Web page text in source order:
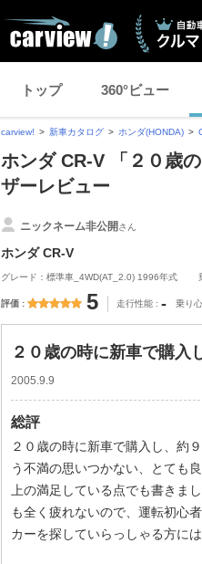
トップ 360°ビュー
carview! 新車カタログ ホンダ(HONDA)
ホンダ CR-V 「２０歳
ザーレビュー
ニックネーム非公開さん
ホンダ CR-V
グレード：標準車_4WD(AT_2.0) 1996年式
評価 5 走行性能 - 乗り
２０歳の時に新車で購入
2005.9.9
総評
２０歳の時に新車で購入し、約
う不満の思いつかない、とても
上の満足している点でも書きま
も全く疲れないので、運転初心
カーを探していらっしゃる方に